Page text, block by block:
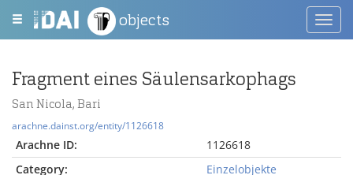
objects
Fragment eines Säulensarkophags
San Nicola, Bari
arachne.dainst.org/entity/1126618
Arachne ID:
1126618
Category:
Einzelobjekte